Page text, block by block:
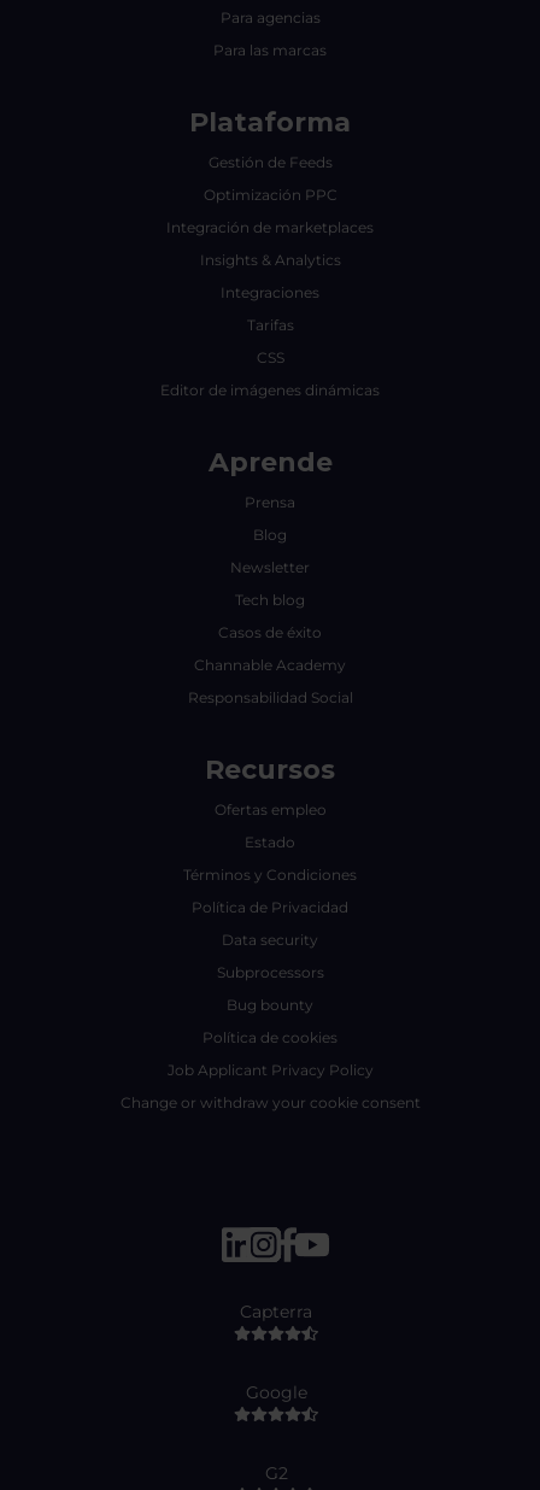
Para agencias
Para las marcas
Plataforma
Gestión de Feeds
Optimización PPC
Integración de marketplaces
Insights & Analytics
Integraciones
Tarifas
CSS
Editor de imágenes dinámicas
Aprende
Prensa
Blog
Newsletter
Tech blog
Casos de éxito
Channable Academy
Responsabilidad Social
Recursos
Ofertas empleo
Estado
Términos y Condiciones
Política de Privacidad
Data security
Subprocessors
Bug bounty
Política de cookies
Job Applicant Privacy Policy
Change or withdraw your cookie consent
Capterra
Google
G2